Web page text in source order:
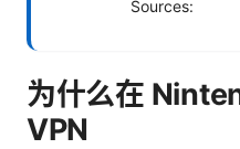
Sources:
为什么在
VPN